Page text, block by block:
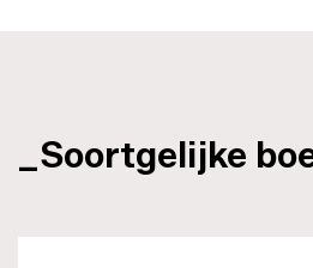
_Soortgelijke